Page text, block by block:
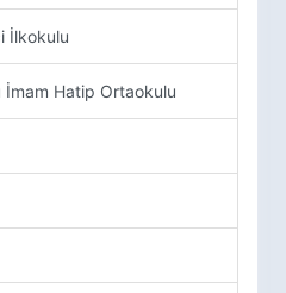
İlkokulu
İmam Hatip Ortaokulu